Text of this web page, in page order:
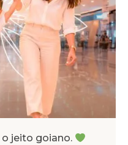
o jeito goiano.